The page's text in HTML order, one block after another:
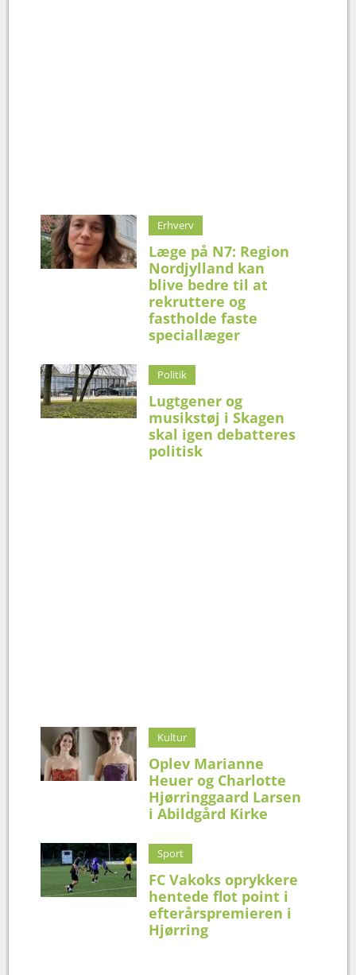
Erhverv
Læge på N7: Region
Nordjylland kan
blive bedre til at
rekruttere og
fastholde faste
speciallæger
Politik
Lugtgener og
musikstøj i Skagen
skal igen debatteres
politisk
Kultur
Oplev Marianne
Heuer og Charlotte
Hjørringgaard Larsen
i Abildgård Kirke
Sport
FC Vakoks oprykkere
hentede flot point i
efterårspremieren i
Hjørring